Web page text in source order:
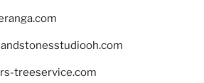
treeservice.com